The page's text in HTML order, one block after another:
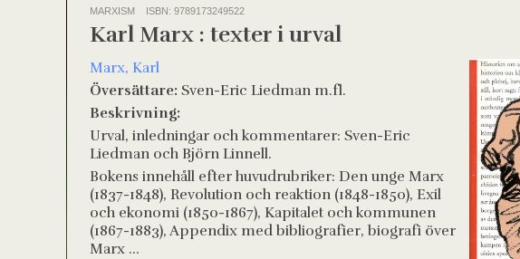
MARXISM ISBN: 9789173249522
Karl Marx : texter i urval
Marx, Karl
Översättare: Sven-Eric Liedman m.fl.
Beskrivning:
Urval, inledningar och kommentarer: Sven-Eric
Liedman och Björn Linnell.
Bokens innehåll efter huvudrubriker: Den unge Marx
(1837-1848), Revolution och reaktion (1848-1850), Exil
och ekonomi (1850-1867), Kapitalet och kommunen
(1867-1883), Appendix med bibliografier, biografi över
Marx ...